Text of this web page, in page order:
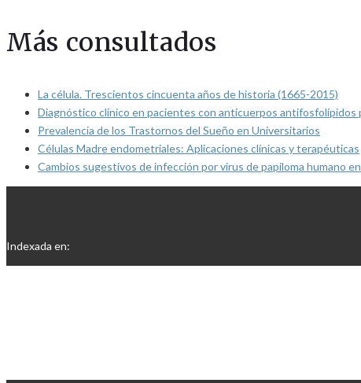
Más consultados
La célula. Trescientos cincuenta años de historia (1665-2015)
Diagnóstico clínico en pacientes con anticuerpos antifosfolípidos
Prevalencia de los Trastornos del Sueño en Universitarios
Células Madre endometriales: Aplicaciones clínicas y terapéuticas
Cambios sugestivos de infección por virus de papiloma humano
Indexada en: